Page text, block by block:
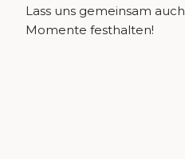
Lass uns gemeinsam
Momente festhalten!